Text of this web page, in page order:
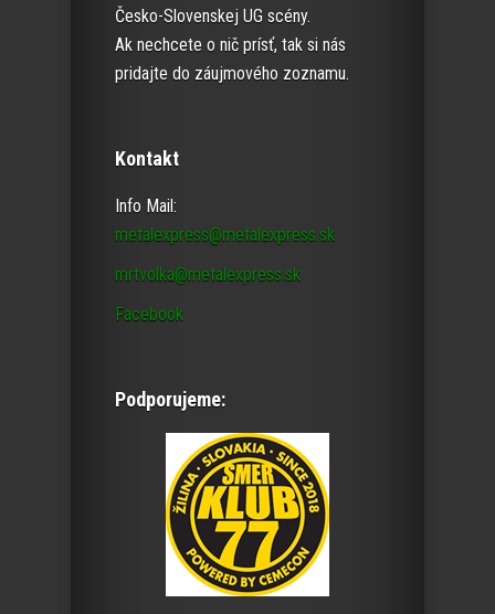
Česko-Slovenskej UG scény.
Ak nechcete o nič prísť, tak si nás
pridajte do záujmového zoznamu.
Kontakt
Info Mail:
metalexpress@metalexpress.sk
mrtvolka@metalexpress.sk
Facebook
Podporujeme: